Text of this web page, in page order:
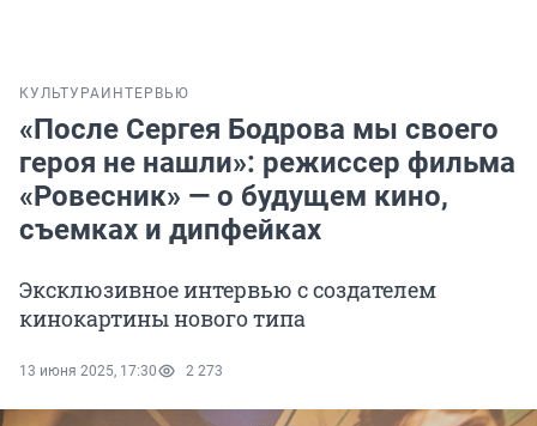
КУЛЬТУРА ИНТЕРВЬЮ
«После Сергея Бодрова мы своего
героя не нашли»: режиссер фильма
«Ровесник» — о будущем кино,
съемках и дипфейках
Эксклюзивное интервью с создателем
кинокартины нового типа
13 июня 2025, 17:30 2 273